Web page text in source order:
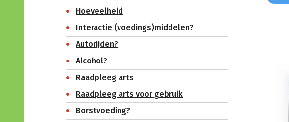
Hoeveelheid
Interactie (voedings)middelen?
Autorijden?
Alcohol?
Raadpleeg arts
Raadpleeg arts voor gebruik
Borstvoeding?